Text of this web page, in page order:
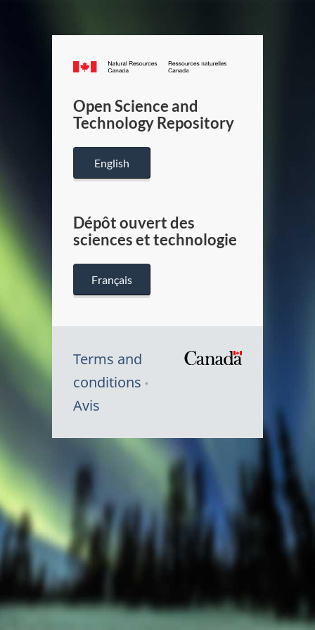
Canada.ca
/
Canada
Open Science and
Technology Repository
English
Dépôt ouvert des
sciences et technologie
Français
Terms and
conditions
Avis
Canada